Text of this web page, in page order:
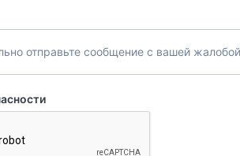
отправьте сообщение с вашей